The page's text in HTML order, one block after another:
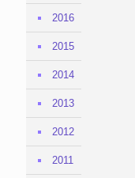
2016
2015
2014
2013
2012
2011